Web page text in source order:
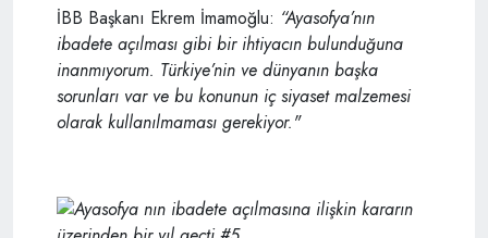
İBB Başkanı Ekrem İmamoğlu: “Ayasofya’nın
ibadete açılması gibi bir ihtiyacın bulunduğuna
inanmıyorum. Türkiye’nin ve dünyanın başka
sorunları var ve bu konunun iç siyaset malzemesi
olarak kullanılmaması gerekiyor."